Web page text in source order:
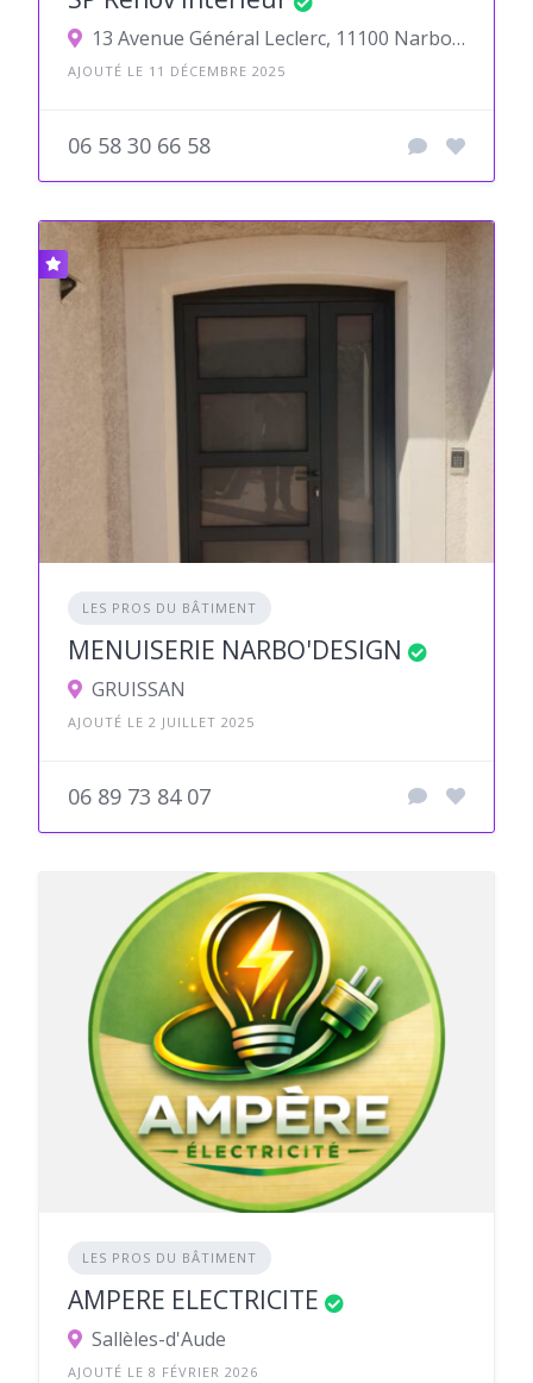
13 Avenue Général Leclerc, 11100 Narbonne, France
AJOUTÉ LE 11 DÉCEMBRE 2025
06 58 30 66 58
LES PROS DU BÂTIMENT
MENUISERIE NARBO'DESIGN
GRUISSAN
AJOUTÉ LE 2 JUILLET 2025
06 89 73 84 07
LES PROS DU BÂTIMENT
AMPERE ELECTRICITE
Sallèles-d'Aude
AJOUTÉ LE 8 FÉVRIER 2026